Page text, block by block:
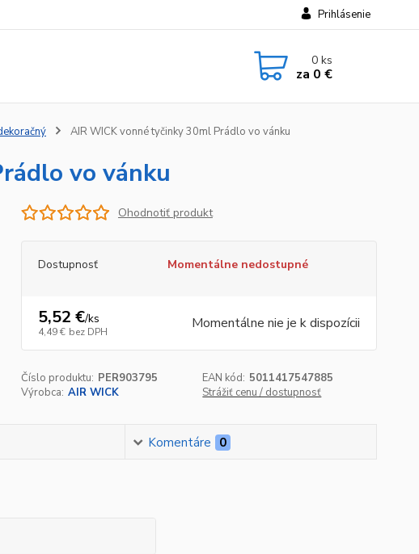
Prihlásenie
0ks
za 0 €
AIR WICK vonné tyčinky 30ml Prádlo vo vánku
vo vánku
Ohodnotiť produkt
Dostupnosť Momentálne nedostupné
5,52 €/ks
4,49 € bez DPH Momentálne nie je k dispozícii
Číslo produktu: PER903795 EAN kód: 5011417547885
Výrobca: AIR WICK Strážiť cenu / dostupnosť
Komentáre 0